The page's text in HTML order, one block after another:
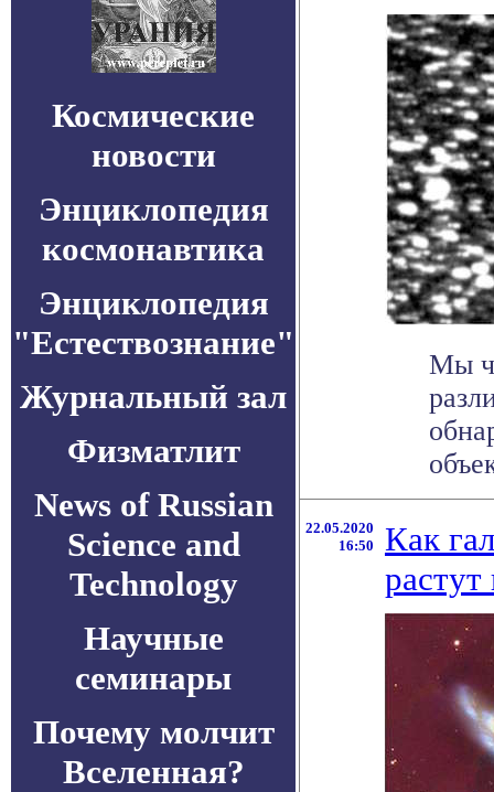
Космические
новости
Энциклопедия
космонавтика
Энциклопедия
"Естествознание"
Журнальный зал
Физматлит
News of Russian
Science and
Technology
Научные
семинары
Почему молчит
Вселенная?
Мы
22.05.2020
16:50
Как
растут